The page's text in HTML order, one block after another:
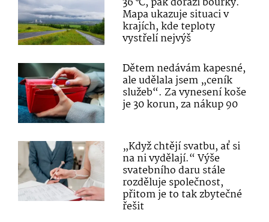
Mapa ukazuje situaci v
krajích, kde teploty
vystřelí nejvýš
Dětem nedávám kapesné,
ale udělala jsem „ceník
služeb“. Za vynesení koše
je 30 korun, za nákup 90
„Když chtějí svatbu, ať si
na ni vydělají.“ Výše
svatebního daru stále
rozděluje společnost,
přitom je to tak zbytečné
řešit